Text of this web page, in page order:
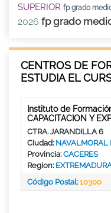
SUPERIOR fp grado
2026 fp grado
CENTROS DE
ESTUDIA EL
Instituto de
CAPACITACION Y
CTRA. JARANDILLA 6
Ciudad: NAVALMORAL
Provincia:CACERES
Region:
Código Postal:10300